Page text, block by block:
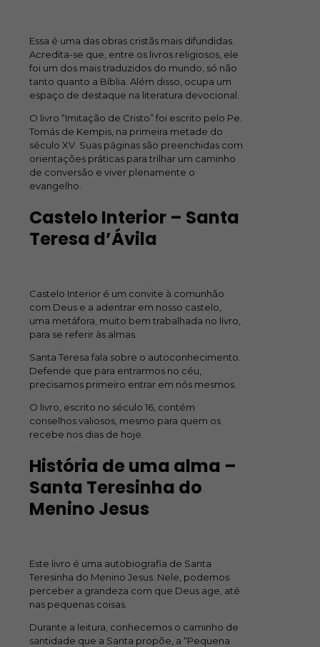
Essa é uma das obras cristãs mais difundidas.
Acredita-se que, entre os livros religiosos, ele
foi um dos mais traduzidos do mundo, só não
tanto quanto a Bíblia. Além disso, ocupa um
espaço de destaque na literatura devocional.
O livro “Imitação de Cristo” foi escrito pelo Pe.
Tomás de Kempis, na primeira metade do
século XV. Suas páginas são preenchidas com
orientações práticas para trilhar um caminho
de conversão e viver plenamente o
evangelho.
Castelo Interior – Santa
Teresa d’Ávila
Castelo Interior é um convite à comunhão
com Deus e a adentrar em nosso castelo,
uma metáfora, muito bem trabalhada no livro,
para se referir às almas.
Santa Teresa fala sobre o autoconhecimento.
Defende que para entrarmos no céu,
precisamos primeiro entrar em nós mesmos.
O livro, escrito no século 16, contém
conselhos valiosos, mesmo para quem os
recebe nos dias de hoje.
História de uma alma –
Santa Teresinha do
Menino Jesus
Este livro é uma autobiografia de Santa
Teresinha do Menino Jesus. Nele, podemos
perceber a grandeza com que Deus age, até
nas pequenas coisas.
Durante a leitura, conhecemos o caminho de
santidade que a Santa propõe, a “Pequena